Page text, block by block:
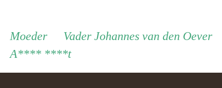
Persoon
ouder
VaderVader
Johannes van den Oever
MoederMoeder
A**** ****t